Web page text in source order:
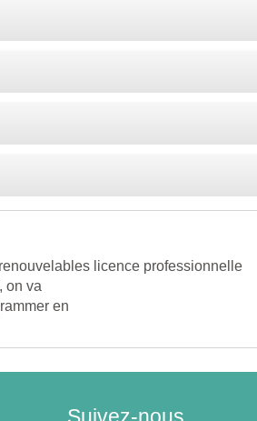
licence professionnelle
on va
en
Suivez-nous